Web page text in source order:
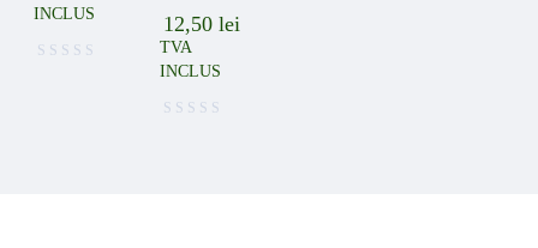
INCLUS
12,50 lei
TVA
INCLUS